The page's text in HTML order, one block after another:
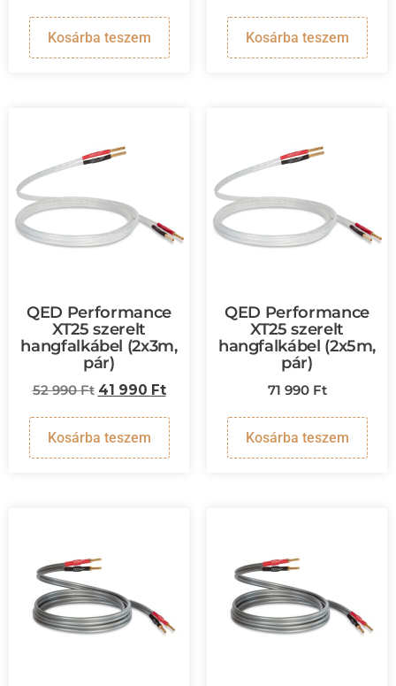
Kosárba teszem Kosárba teszem
QED Performance
XT25 szerelt
hangfalkábel (2x3m,
pár)
52 990Ft 41 990 Ft
Kosárba teszem
QED Performance
XT25 szerelt
hangfalkábel (2x5m,
pár)
71 990 Ft
Kosárba teszem